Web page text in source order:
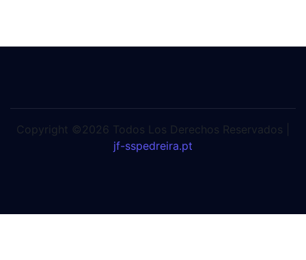
Copyright ©2026 Todos Los Derechos Reservados |
jf-sspedreira.pt